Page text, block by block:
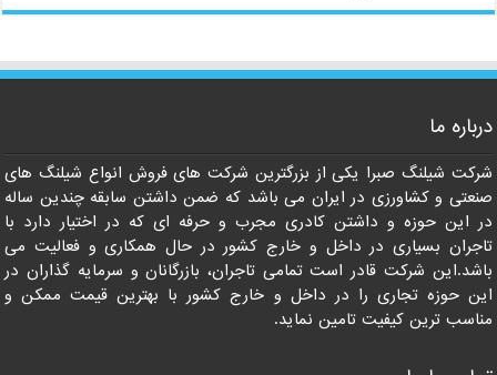
درباره ما
شرکت شیلنگ صبرا یکی از بزرگترین شرکت های فروش انواع شیلنگ های
صنعتی و کشاورزی در ایران می باشد که ضمن داشتن سابقه چندین ساله
در این حوزه و داشتن کادری مجرب و حرفه ای که در اختیار دارد با
تاجران بسیاری در داخل و خارج کشور در حال همکاری و فعالیت می
باشد.این شرکت قادر است تمامی تاجران، بازرگانان و سرمایه گذاران در
این حوزه تجاری را در داخل و خارج کشور با بهترین قیمت ممکن و
مناسب ترین کیفیت تامین نماید.